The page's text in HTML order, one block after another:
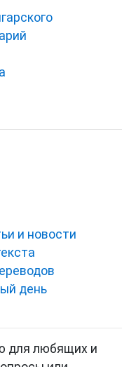
и новости
день
для любящих и